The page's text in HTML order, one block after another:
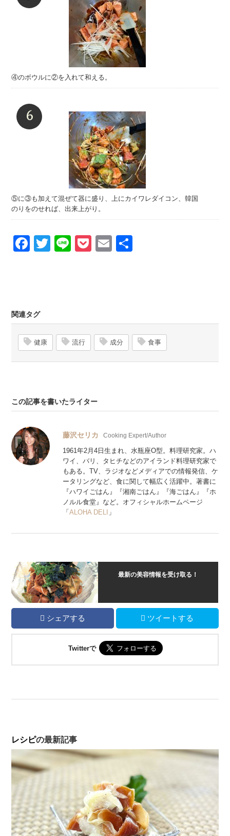
④のボウルに②を入れて和える。
⑤に③も加えて混ぜて器に盛り、上にカイワレダイコン、韓国
のりをのせれば、出来上がり。
Facebook
Twitter
LinePocket
Email
関連タグ
健康 流行 成分 食事
この記事を書いたライター
藤沢セリカ Cooking Expert/Author
1961年2月4日生まれ、水瓶座O型。料理研究家。ハ
ワイ、バリ、タヒチなどのアイランド料理研究家で
もある。TV、ラジオなどメディアでの情報発信、ケ
ータリングなど、食に関して幅広く活躍中。著書に
『ハワイごはん』『湘南ごはん』『海ごはん』『ホ
ノルル食堂』など。オフィシャルホームページ
「ALOHA DELI 」
最新の美容情報を受け取る！
シェアする ツイートする
Twitterで
レシピの最新記事